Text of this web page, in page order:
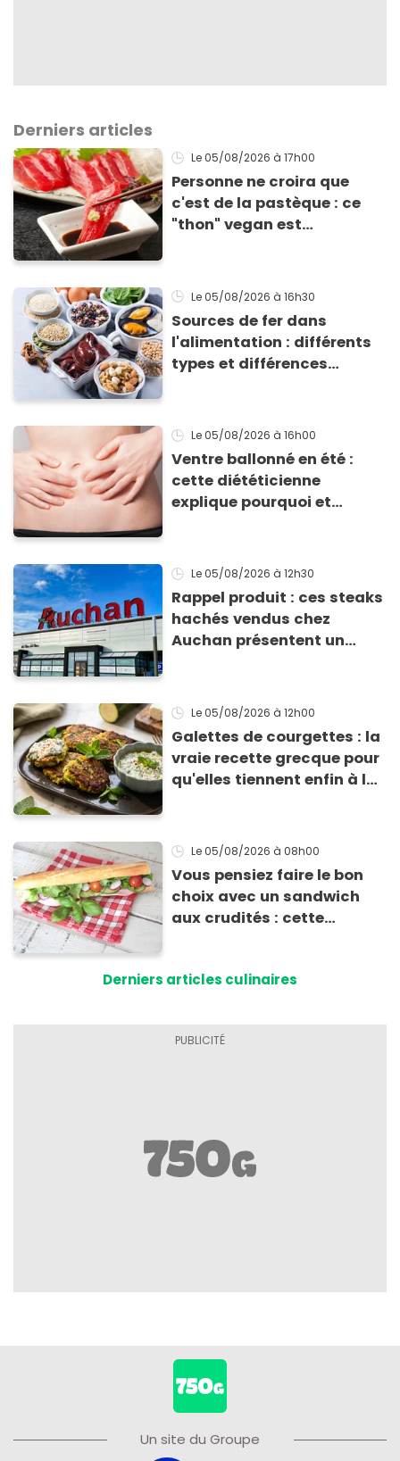
Derniers articles
Le 05/08/2026 à 17h00
Personne ne croira que
c'est de la pastèque : ce
"thon" vegan est
Le 05/08/2026 à 16h30
Sources de fer dans
l'alimentation : différents
types et différences
Le 05/08/2026 à 16h00
Ventre ballonné en été :
cette diététicienne
explique pourquoi et
Le 05/08/2026 à 12h30
Rappel produit : ces steaks
hachés vendus chez
Auchan présentent un
Le 05/08/2026 à 12h00
Galettes de courgettes : la
vraie recette grecque pour
qu'elles tiennent enfin à la
Le 05/08/2026 à 08h00
Vous pensiez faire le bon
choix avec un sandwich
aux crudités : cette
Derniers articles culinaires
Un site du Groupe